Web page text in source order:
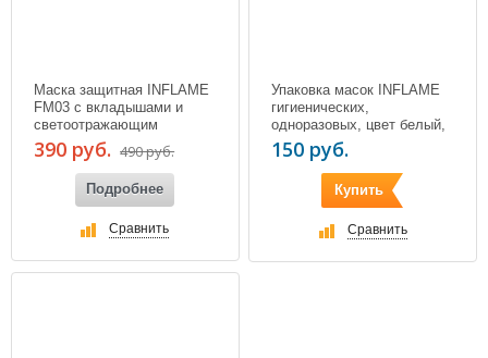
Маска защитная INFLAME
FM03 с вкладышами и
светоотражающим
элементом, цвет черный
390 руб. 490 руб.
Подробнее
Сравнить
Упаковка масок INFLAME
гигиенических,
одноразовых, цвет белый,
10 шт.
150 руб.
Купить
Сравнить